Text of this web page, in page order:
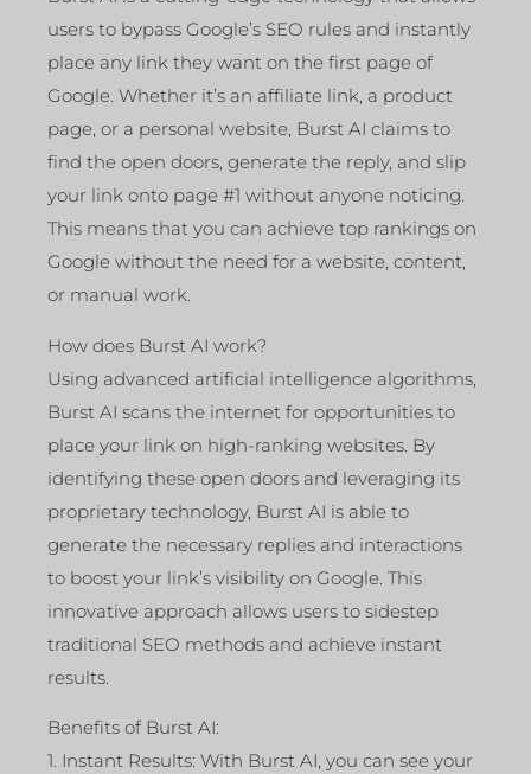
users to bypass Google’s SEO rules and instantly
place any link they want on the first page of
Google. Whether it’s an affiliate link, a product
page, or a personal website, Burst AI claims to
find the open doors, generate the reply, and slip
your link onto page #1 without anyone noticing.
This means that you can achieve top rankings on
Google without the need for a website, content,
or manual work.
How does Burst AI work?
Using advanced artificial intelligence algorithms,
Burst AI scans the internet for opportunities to
place your link on high-ranking websites. By
identifying these open doors and leveraging its
proprietary technology, Burst AI is able to
generate the necessary replies and interactions
to boost your link’s visibility on Google. This
innovative approach allows users to sidestep
traditional SEO methods and achieve instant
results.
Benefits of Burst AI:
1. Instant Results: With Burst AI, you can see your